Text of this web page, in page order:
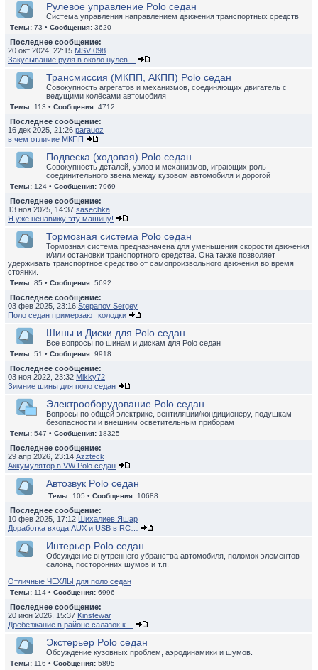
Рулевое управление Polo седан
Система управления направлением движения транспортных средств
Темы: 73 • Сообщения: 3620
Последнее сообщение:
20 окт 2024, 22:15 MSV 098
Закусывание руля в около нулев…
Трансмиссия (МКПП, АКПП) Polo седан
Совокупность агрегатов и механизмов, соединяющих двигатель с
ведущими колёсами автомобиля
Темы: 113 • Сообщения: 4712
Последнее сообщение:
16 дек 2025, 21:26 parauoz
в чем отличие МКПП
Подвеска (ходовая) Polo седан
Совокупность деталей, узлов и механизмов, играющих роль
соединительного звена между кузовом автомобиля и дорогой
Темы: 124 • Сообщения: 7969
Последнее сообщение:
13 ноя 2025, 14:37 sasechka
Я уже ненавижу эту машину!
Тормозная система Polo седан
Тормозная система предназначена для уменьшения скорости движения
и/или остановки транспортного средства. Она также позволяет
удерживать транспортное средство от самопроизвольного движения во время
стоянки.
Темы: 85 • Сообщения: 5692
Последнее сообщение:
03 фев 2025, 23:16 Stepanov Sergey
Поло седан примерзают колодки
Шины и Диски для Polo седан
Все вопросы по шинам и дискам для Polo седан
Темы: 51 • Сообщения: 9918
Последнее сообщение:
03 ноя 2022, 23:32 Mikky72
Зимние шины для поло седан
Электрооборудование Polo седан
Вопросы по общей электрике, вентиляции/кондиционеру, подушкам
безопасности и внешним осветительным приборам
Темы: 547 • Сообщения: 18325
Последнее сообщение:
29 апр 2026, 23:14 Azzteck
Аккумулятор в VW Polo седан
Автозвук Polo седан
Темы: 105 • Сообщения: 10688
Последнее сообщение:
10 фев 2025, 17:12 Шихалиев Яшар
Доработка входа AUX и USB в RC…
Интерьер Polo седан
Обсуждение внутреннего убранства автомобиля, поломок элементов
салона, посторонних шумов и т.п.
Отличные ЧЕХЛЫ для поло седан
Темы: 114 • Сообщения: 6996
Последнее сообщение:
20 июн 2026, 15:37 Kinstewar
Дребезжание в районе салазок к…
Экстерьер Polo седан
Обсуждение кузовных проблем, аэродинамики и шумов.
Темы: 116 • Сообщения: 5895